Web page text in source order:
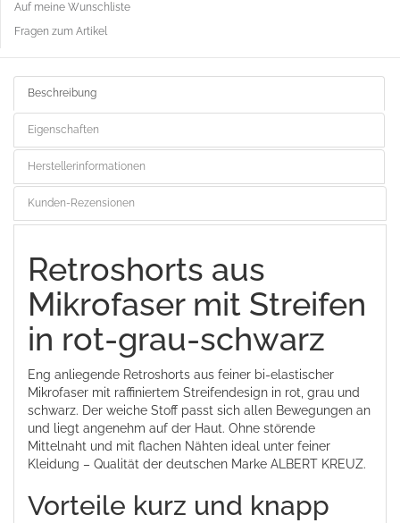
Auf meine Wunschliste
Fragen zum Artikel
Beschreibung
Eigenschaften
Herstellerinformationen
Kunden-Rezensionen
Retroshorts aus
Mikrofaser mit Streifen
in rot-grau-schwarz
Eng anliegende Retroshorts aus feiner bi-elastischer
Mikrofaser mit raffiniertem Streifendesign in rot, grau und
schwarz. Der weiche Stoff passt sich allen Bewegungen an
und liegt angenehm auf der Haut. Ohne störende
Mittelnaht und mit flachen Nähten ideal unter feiner
Kleidung – Qualität der deutschen Marke ALBERT KREUZ.
Vorteile kurz und knapp